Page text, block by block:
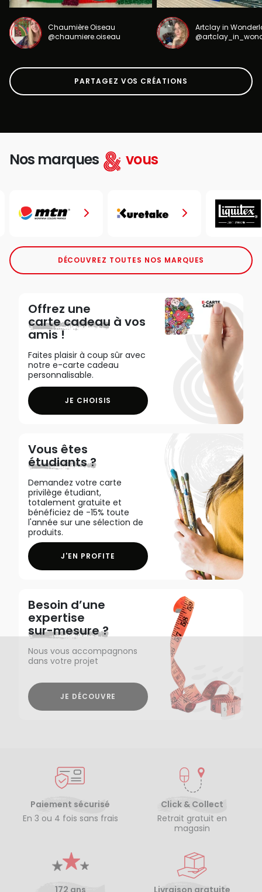
Chaumière Oiseau
@chaumiere.oiseau
Artclay in
PARTAGEZ VOS CRÉATIONS
Nos marques vous
DÉCOUVREZ TOUTES NOS MARQUES
Offrez une
carte cadeau à vos
amis !
Faites plaisir à coup sûr avec
notre e-carte cadeau
personnalisable.
JE CHOISIS
Vous êtes
étudiants ?
Demandez votre carte
privilège étudiant,
totalement gratuite et
bénéficiez de -15% toute
l'année sur une sélection de
produits.
J'EN PROFITE
Besoin d’une
expertise
sur-mesure ?
Nous vous accompagnons
dans votre projet
JE DÉCOUVRE
Paiement sécurisé
En 3 ou 4 fois sans frais
Click & Collect
Retrait gratuit en
magasin
172 ans
Livraison gratuite